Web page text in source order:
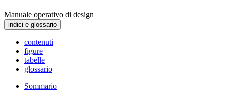
Manuale operativo di design
indici e glossario
contenuti
figure
tabelle
glossario
Sommario